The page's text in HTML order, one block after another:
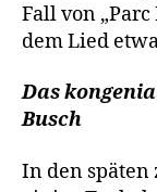
Fall von
dem Lied
Das
Busch
In den späten